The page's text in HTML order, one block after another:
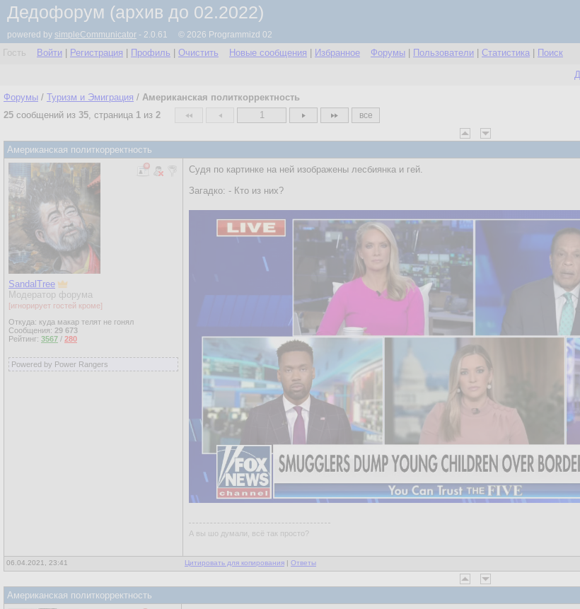
Дедофорум (архив до 02.2022)
powered by simpleCommunicator - 2.0.61 © 2026 Programmizd 02
Гость Войти Регистрация Профиль Очистить Новые сообщения Избранное Форумы Пользователи Статистика Поиск
Форумы / Туризм и Эмиграция / Американская политкорректность
25 сообщений из 35, страница 1 из 2 1 все
Американская политкорректность
SandalTree
Модератор форума
[игнорирует гостей кроме]
Откуда: куда макар телят не гонял
Сообщения: 29 673
Рейтинг: 3567 / 280
Powered by Power Rangers
Судя по картинке на ней изображены лесбиянка и гей.
Загадко: - Кто из них?
А вы шо думали, всё так просто?
06.04.2021, 23:41 Цитировать для копирования | Ответы
Американская политкорректность